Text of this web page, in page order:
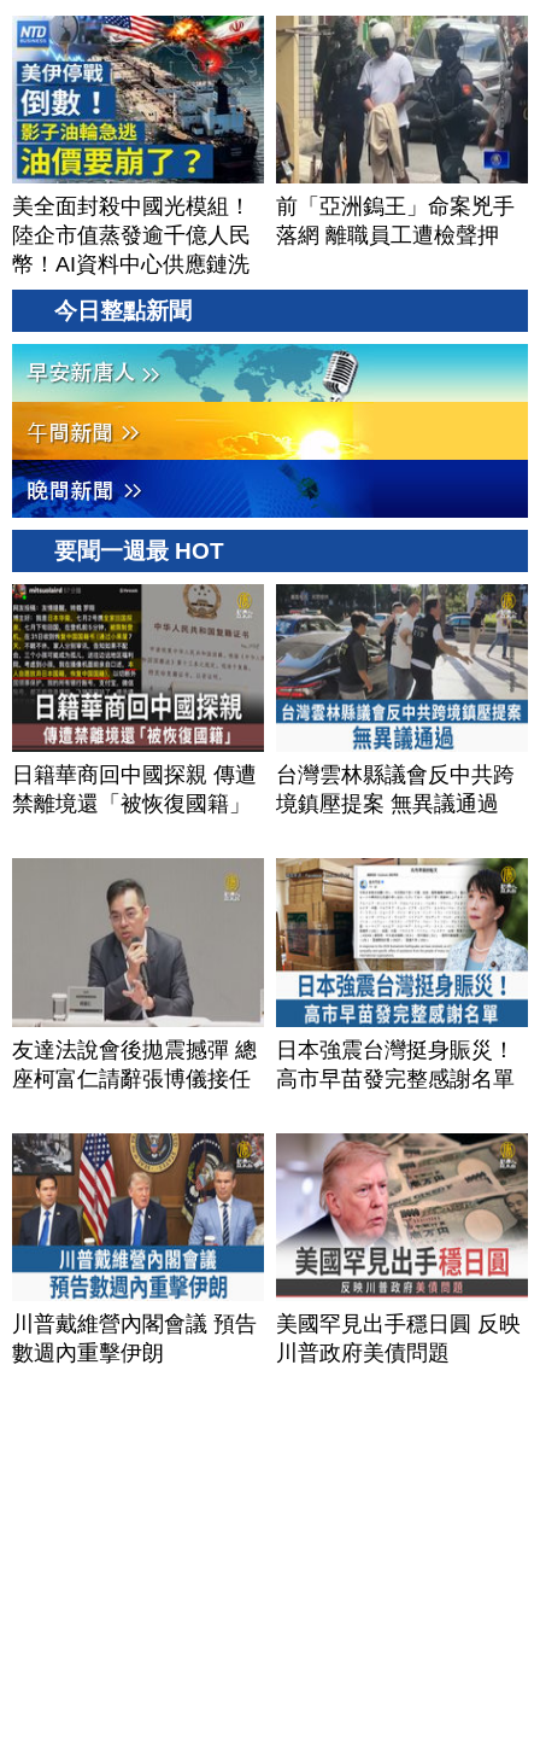
美全面封殺中國光模組！
陸企市值蒸發逾千億人民
幣！AI資料中心供應鏈洗
牌？台灣喜迎轉單！成關
鍵樞紐？｜#財經新聞
│20260805 (三)
前「亞洲鎢王」命案兇手
落網 離職員工遭檢聲押
今日整點新聞
要聞一週最 HOT
日籍華商回中國探親 傳遭
禁離境還「被恢復國籍」
台灣雲林縣議會反中共跨
境鎮壓提案 無異議通過
友達法說會後拋震撼彈 總
座柯富仁請辭張博儀接任
日本強震台灣挺身賑災！
高市早苗發完整感謝名單
川普戴維營內閣會議 預告
數週內重擊伊朗
美國罕見出手穩日圓 反映
川普政府美債問題